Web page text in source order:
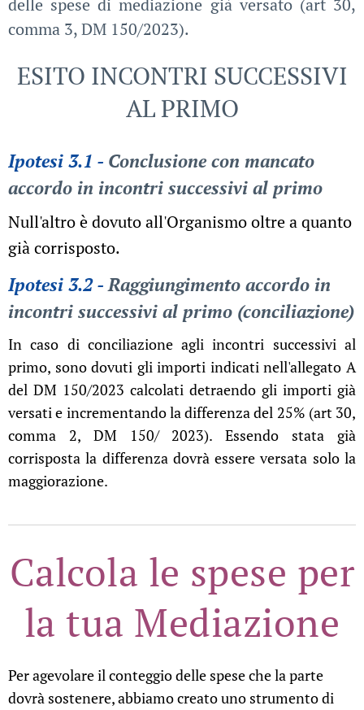
delle spese di mediazione già versato (art 30,
comma 3, DM 150/2023).
ESITO INCONTRI SUCCESSIVI
AL PRIMO
Ipotesi 3.1 - Conclusione con mancato
accordo in incontri successivi al primo
Null'altro è dovuto all'Organismo oltre a quanto
già corrisposto.
Ipotesi 3.2 -Raggiungimento accordo in
incontri successivi al primo (conciliazione)
In caso di conciliazione agli incontri successivi al
primo, sono dovuti gli importi indicati nell'allegato A
del DM 150/2023 calcolati detraendo gli importi già
versati e incrementando la differenza del 25% (art 30,
comma 2, DM 150/ 2023). Essendo stata già
corrisposta la differenza dovrà essere versata solo la
maggiorazione.
Calcola le spese per
la tua Mediazione
Per agevolare il conteggio delle spese che la parte
dovrà sostenere, abbiamo creato uno strumento di